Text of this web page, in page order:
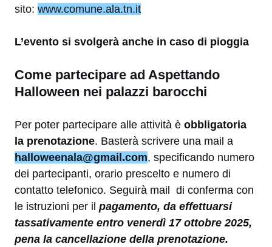
sito: www.comune.ala.tn.it
L’evento si svolgerà anche in caso di pioggia
Come partecipare ad Aspettando
Halloween nei palazzi barocchi
Per poter partecipare alle attività è obbligatoria
la prenotazione. Basterà scrivere una mail a
halloweenala@gmail.com, specificando numero
dei partecipanti, orario prescelto e numero di
contatto telefonico. Seguirà mail di conferma con
le istruzioni per il pagamento, da effettuarsi
tassativamente entro venerdì 17 ottobre 2025,
pena la cancellazione della prenotazione.